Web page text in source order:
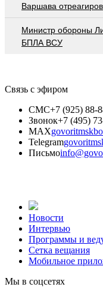
Варшава
Министр обороны
БПЛА ВСУ
Связь с эфиром
СМС+7 (925) 88-
Звонок+7 (495)
MAX
Telegram
Письмо
Новости
Интервью
Программы и
Сетка вещания
Мобильное
Мы в соцсетях